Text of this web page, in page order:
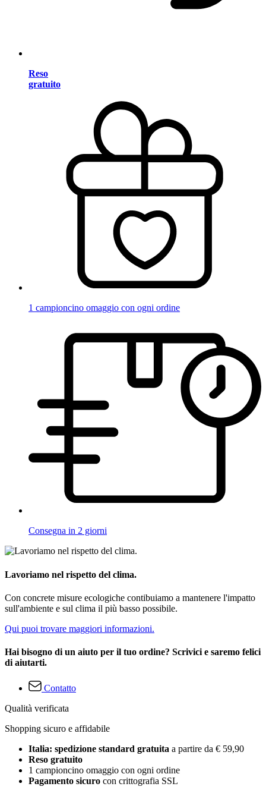
Reso
gratuito
1 campioncino omaggio con ogni ordine
Consegna in 2 giorni
Lavoriamo nel rispetto del clima.
Con concrete misure ecologiche contibuiamo a mantenere l'impatto
sull'ambiente e sul clima il più basso possibile.
Qui puoi trovare maggiori informazioni.
Hai bisogno di un aiuto per il tuo ordine? Scrivici e saremo felici
di aiutarti.
Contatto
Qualità verificata
Shopping sicuro e affidabile
Italia: spedizione standard gratuita a partire da € 59,90
Reso gratuito
1 campioncino omaggio con ogni ordine
Pagamento sicuro con crittografia SSL